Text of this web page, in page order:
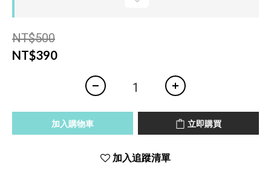
NT$500
NT$390
加入購物車 立即購買
加入追蹤清單